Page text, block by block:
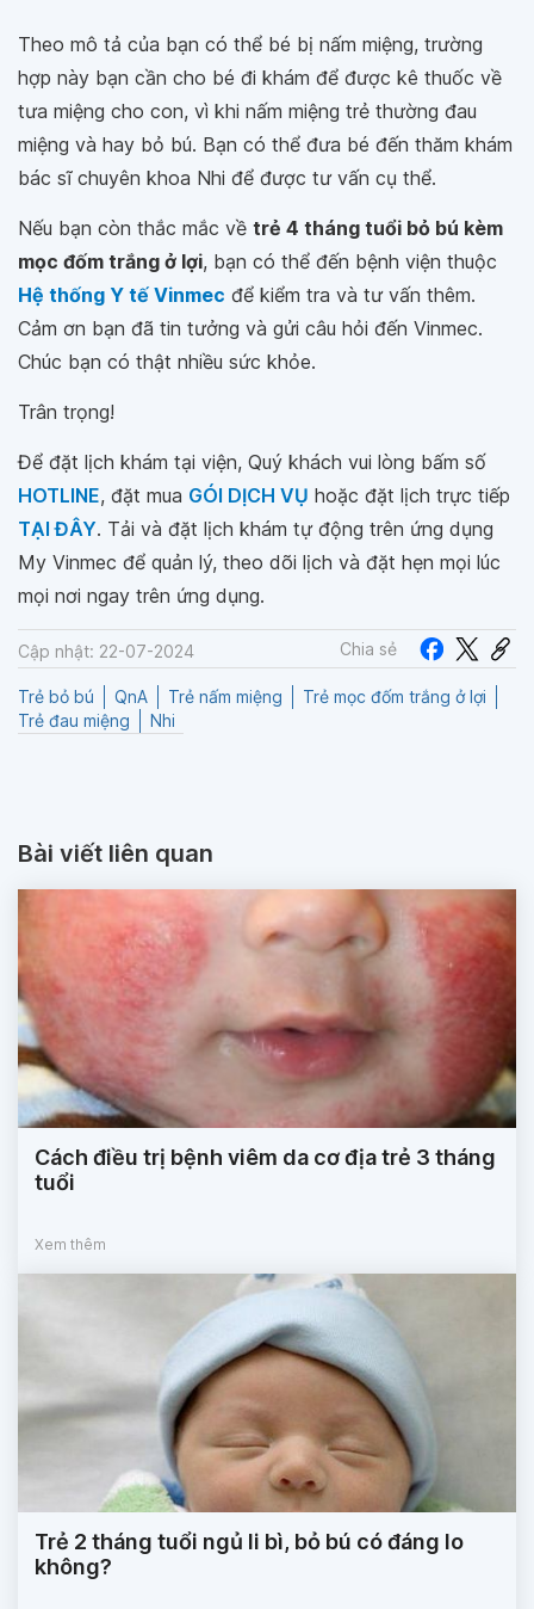
Theo mô tả của bạn có thể bé bị nấm miệng, trường
hợp này bạn cần cho bé đi khám để được kê thuốc về
tưa miệng cho con, vì khi nấm miệng trẻ thường đau
miệng và hay bỏ bú. Bạn có thể đưa bé đến thăm khám
bác sĩ chuyên khoa Nhi để được tư vấn cụ thể.
Nếu bạn còn thắc mắc về trẻ 4 tháng tuổi bỏ bú kèm
mọc đốm trắng ở lợi, bạn có thể đến bệnh viện thuộc
Hệ thống Y tế Vinmec để kiểm tra và tư vấn thêm.
Cảm ơn bạn đã tin tưởng và gửi câu hỏi đến Vinmec.
Chúc bạn có thật nhiều sức khỏe.
Trân trọng!
Để đặt lịch khám tại viện, Quý khách vui lòng bấm số
HOTLINE, đặt mua GÓI DỊCH VỤ hoặc đặt lịch trực tiếp
TẠI ĐÂY. Tải và đặt lịch khám tự động trên ứng dụng
My Vinmec để quản lý, theo dõi lịch và đặt hẹn mọi lúc
mọi nơi ngay trên ứng dụng.
Cập nhật: 22-07-2024 Chia sẻ
Trẻ bỏ bú QnA Trẻ nấm miệng
Trẻ mọc đốm trắng ở lợi
Trẻ đau miệng
Nhi
Bài viết liên quan
Cách điều trị bệnh viêm da cơ địa trẻ 3 tháng
tuổi
Xem thêm
Trẻ 2 tháng tuổi ngủ li bì, bỏ bú có đáng lo
không?